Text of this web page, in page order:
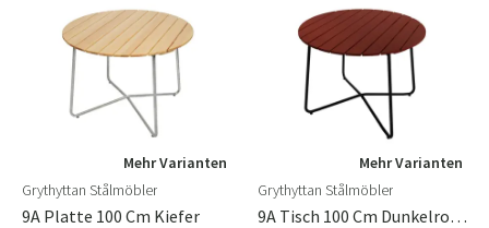
Mehr Varianten
Grythyttan Stålmöbler
9A Platte 100 Cm Kiefer
Mehr Varianten
Grythyttan Stålmöbler
9A Tisch 100 Cm Dunkelrot / Schwarz